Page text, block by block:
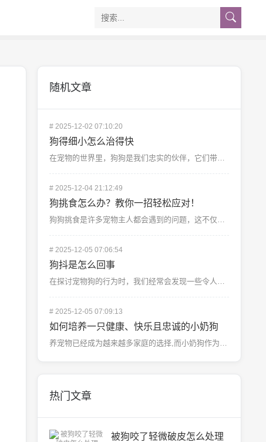
随机文章
#2025-12-02 07:10:20
狗得细小怎么治得快
在宠物的世界里，狗狗是我们忠实的伙伴，它们带给我们无尽的欢乐和陪伴，当狗狗感染上犬细小病毒时，它的生...
#2025-12-04 21:12:49
狗挑食怎么办？教你一招轻松应对！
狗狗挑食是许多宠物主人都会遇到的问题，这不仅影响狗狗的营养摄入，还可能引发健康问题，本文将介绍一...
#2025-12-05 07:06:54
狗抖是怎么回事
在探讨宠物狗的行为时，我们经常会发现一些令人困惑的现象。“狗抖”这一行为可能让许多主人感到困惑和不安...
#2025-12-05 07:09:13
如何培养一只健康、快乐且忠诚的小奶狗
养宠物已经成为越来越多家庭的选择,而小奶狗作为活泼可爱的宠物之一，受到了许多家长的喜爱，如何正确地照...
热门文章
被狗咬了轻微破皮怎么处理